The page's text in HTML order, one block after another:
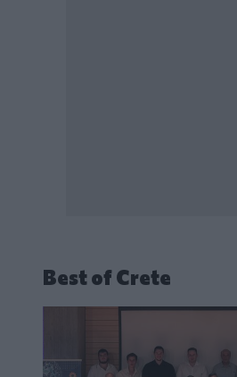
Best of Crete